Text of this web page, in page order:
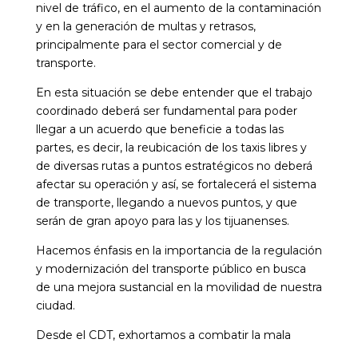
nivel de tráfico, en el aumento de la contaminación
y en la generación de multas y retrasos,
principalmente para el sector comercial y de
transporte.
En esta situación se debe entender que el trabajo
coordinado deberá ser fundamental para poder
llegar a un acuerdo que beneficie a todas las
partes, es decir, la reubicación de los taxis libres y
de diversas rutas a puntos estratégicos no deberá
afectar su operación y así, se fortalecerá el sistema
de transporte, llegando a nuevos puntos, y que
serán de gran apoyo para las y los tijuanenses.
Hacemos énfasis en la importancia de la regulación
y modernización del transporte público en busca
de una mejora sustancial en la movilidad de nuestra
ciudad.
Desde el CDT, exhortamos a combatir la mala